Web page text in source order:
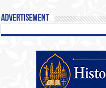
Advertisement